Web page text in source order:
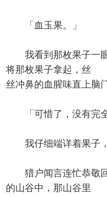
「血玉果。」
我看到那枚果子一眼
将那枚果子拿起，丝
丝冲鼻的血腥味直上脑
「可惜了，没有完全
我仔细端详着果子，
猎户闻言连忙恭敬回
的山谷中，那山谷里